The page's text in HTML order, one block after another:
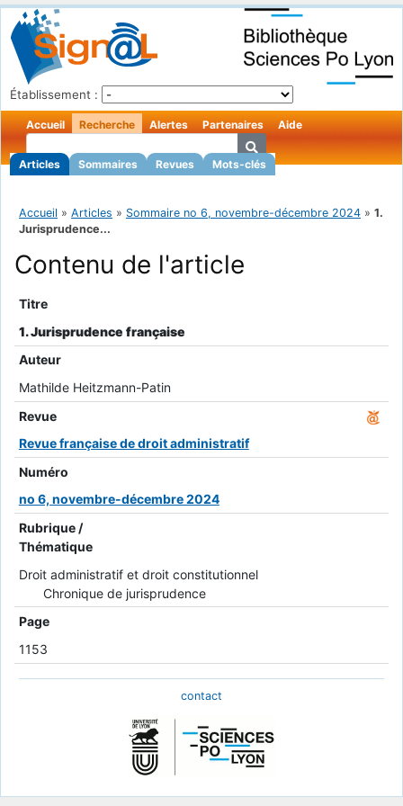
Établissement :
Accueil Recherche
Articles Sommaires Revues Mots-clés
Alertes Partenaires Aide
Accueil » Articles » Sommaire no 6, novembre-décembre 2024 » 1.
Jurisprudence...
Contenu de l'article
Titre
1. Jurisprudence française
Auteur
Mathilde Heitzmann-Patin
Revue
Revue française de droit administratif
Numéro
no 6, novembre-décembre 2024
Rubrique /
Thématique
Droit administratif et droit constitutionnel
Chronique de jurisprudence
Page
1153
contact